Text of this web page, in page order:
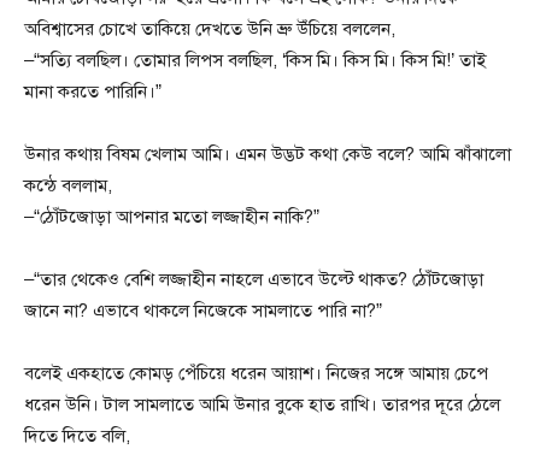
অবিশ্বাসের চোখে তাকিয়ে দেখতে উনি ভ্রু উঁচিয়ে বললেন,
–“সত্যি বলছিল। তোমার লিপস বলছিল, ‘কিস মি। কিস মি। কিস মি!’ তাই
মানা করতে পারিনি।”
উনার কথায় বিষম খেলাম আমি। এমন উদ্ভট কথা কেউ বলে? আমি ঝাঁঝালো
কন্ঠে বললাম,
–“ঠোঁটজোড়া আপনার মতো লজ্জাহীন নাকি?”
–“তার থেকেও বেশি লজ্জাহীন নাহলে এভাবে উল্টে থাকত? ঠোঁটজোড়া
জানে না? এভাবে থাকলে নিজেকে সামলাতে পারি না?”
বলেই একহাতে কোমড় পেঁচিয়ে ধরেন আয়াশ। নিজের সঙ্গে আমায় চেপে
ধরেন উনি। টাল সামলাতে আমি উনার বুকে হাত রাখি। তারপর দূরে ঠেলে
দিতে দিতে বলি,